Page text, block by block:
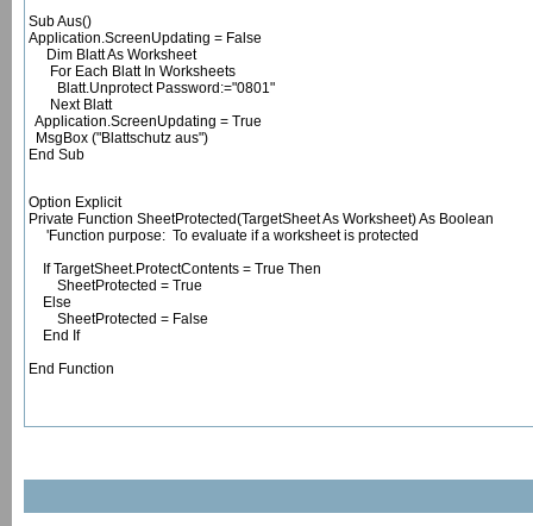
Sub Aus()
Application.ScreenUpdating = False
Dim Blatt As Worksheet
For Each Blatt In Worksheets
Blatt.Unprotect Password:="0801"
Next Blatt
Application.ScreenUpdating = True
MsgBox ("Blattschutz aus")
End Sub
Option Explicit
Private Function SheetProtected(TargetSheet As Worksheet) As Boolean
'Function purpose: To evaluate if a worksheet is protected
If TargetSheet.ProtectContents = True Then
SheetProtected = True
Else
SheetProtected = False
End If
End Function